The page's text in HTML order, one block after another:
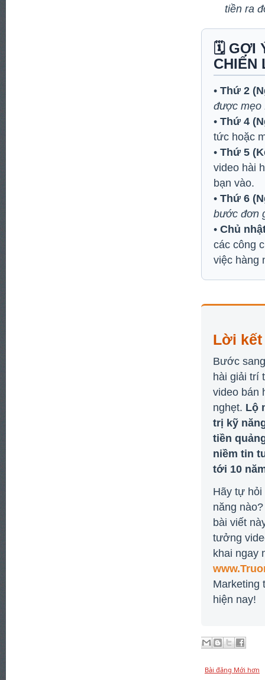
tiền ra
🗓️ GỢI
CHIẾN
• Thứ 2
được mẹo
• Thứ 4
tức hoặc
• Thứ 5
video hài
bạn vào.
• Thứ 6
bước đơn
• Chủ
các công
việc hàng
Lời
Bước
hài giải trí
video bán
nghẹt. Lộ
trị kỹ
tiền
niềm tin
tới 10
Hãy tự
năng
bài viết
tưởng
khai ngay
Marketing
hiện nay!
Bài đăng Mới hơn